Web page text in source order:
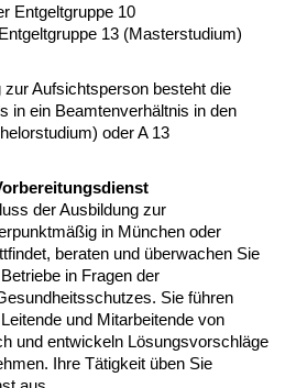
Entgeltgruppe 10
13 (Masterstudium)
Aufsichtsperson besteht die
in ein Beamtenverhältnis in den
oder A 13
der Ausbildung zur
in München oder
beraten und überwachen Sie
in Fragen der
Sie führen
und Mitarbeitende von
und entwickeln Lösungsvorschläge
Ihre Tätigkeit üben Sie